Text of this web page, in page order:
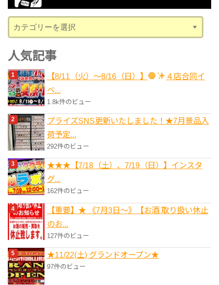
ブ
テ
ゴ
リ
ー
人気記事
【8/11（火）～8/16（日）】
４店合同イ
ベ...
1.8k件のビュー
プライズSNS更新いたしました！★7月景品入
荷予定...
292件のビュー
★★★【7/18（土）、7/19（日）】インスタ
グ...
162件のビュー
【重要】★ 《7月3日～》【お酒 取り扱い休止
のお...
127件のビュー
★11/22(土) グランドオープン★
97件のビュー